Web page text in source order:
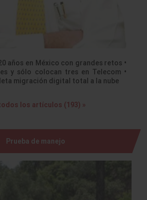
años en México con grandes retos •
y sólo colocan tres en Telecom •
migración digital total a la nube
los artículos (193) »
Prueba de manejo